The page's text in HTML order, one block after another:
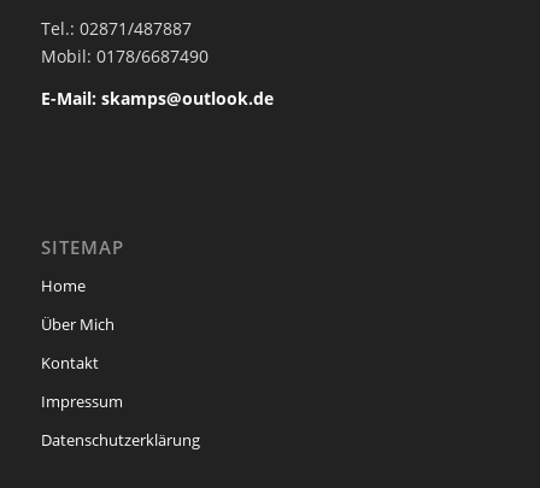
Tel.: 02871/487887
Mobil: 0178/6687490
E-Mail: skamps@outlook.de
SITEMAP
Home
Über Mich
Kontakt
Impressum
Datenschutzerklärung